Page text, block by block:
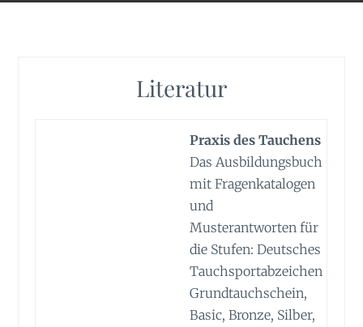
Literatur
Praxis des Tauchens
Das Ausbildungsbuch
mit Fragenkatalogen
und
Musterantworten für
die Stufen: Deutsches
Tauchsportabzeichen
Grundtauchschein,
Basic, Bronze, Silber,